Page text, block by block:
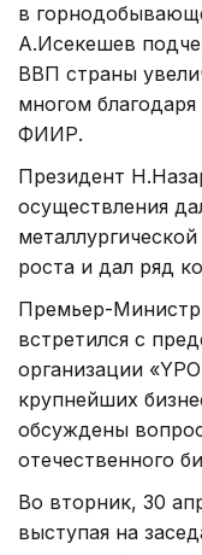
в
А.Исекешев
ВВП страны
многом
ФИИР.
Президент
осуществления
роста и дал ряд
Премьер-
встретился с
организации
крупнейших
обсуждены
отечественного
Во вторник, 30
выступая на